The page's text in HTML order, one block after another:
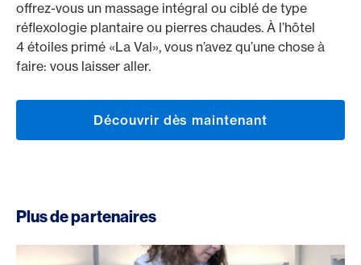
offrez-vous un massage intégral ou ciblé de type
réflexologie plantaire ou pierres chaudes. À l’hôtel
4 étoiles primé «La Val», vous n’avez qu’une chose à
faire: vous laisser aller.
Découvrir dès maintenant
Plus de partenaires